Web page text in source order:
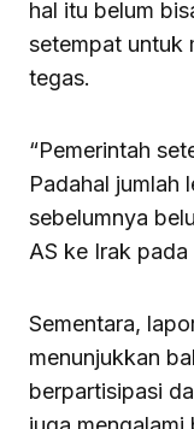
hal itu belum
setempat untuk
tegas.
“Pemerintah
Padahal jumlah
sebelumnya
AS ke Irak
Sementara,
menunjukkan
berpartisipasi